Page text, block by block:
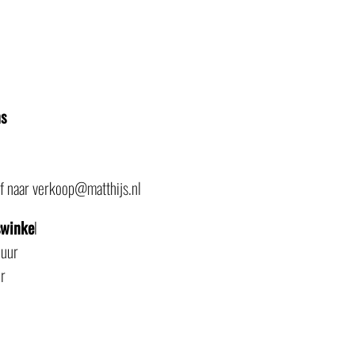
verkoop@matthijs.nl
l